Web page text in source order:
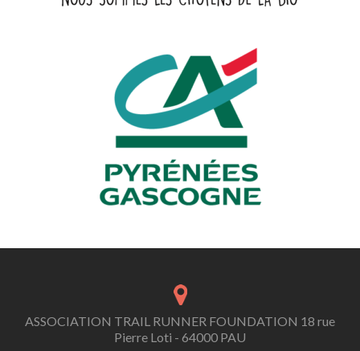
ASSOCIATION TRAIL RUNNER FOUNDATION 18 rue
Pierre Loti - 64000 PAU